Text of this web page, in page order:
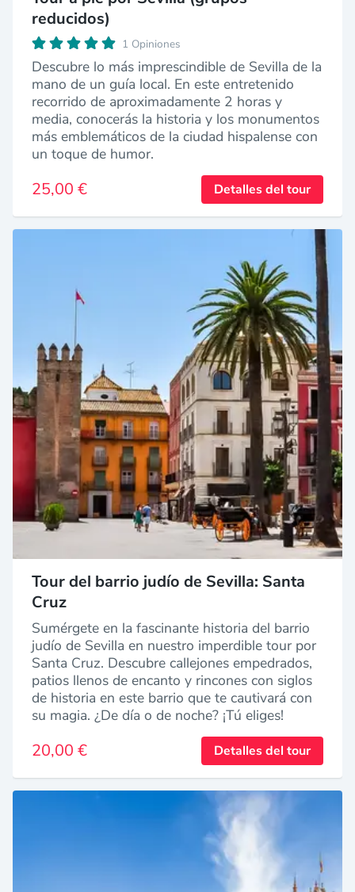
reducidos)
1 Opiniones
Descubre lo más imprescindible de Sevilla de la
mano de un guía local. En este entretenido
recorrido de aproximadamente 2 horas y
media, conocerás la historia y los monumentos
más emblemáticos de la ciudad hispalense con
un toque de humor.
25,00 € Detalles del tour
Tour del barrio judío de Sevilla: Santa
Cruz
Sumérgete en la fascinante historia del barrio
judío de Sevilla en nuestro imperdible tour por
Santa Cruz. Descubre callejones empedrados,
patios llenos de encanto y rincones con siglos
de historia en este barrio que te cautivará con
su magia. ¿De día o de noche? ¡Tú eliges!
20,00 € Detalles del tour